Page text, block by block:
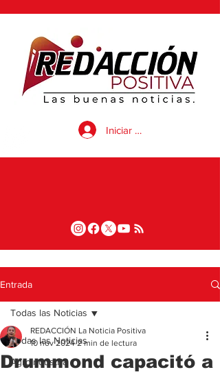
Iniciar sesión
Entrada
Todas las Noticias
Agroindustria
Todas las Noticias
Drummond capacitó a
REDACCIÓN La Noticia Positiva
10 nov 2024 2 min de lectura